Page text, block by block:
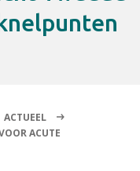
ACTUEEL
ACUTE